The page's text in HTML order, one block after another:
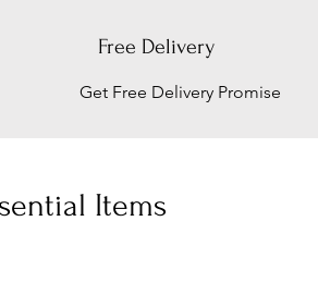
Free Delivery
Get Free Delivery Promise
Items